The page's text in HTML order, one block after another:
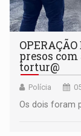
presos
tortur@
Polícia
Os dois foram